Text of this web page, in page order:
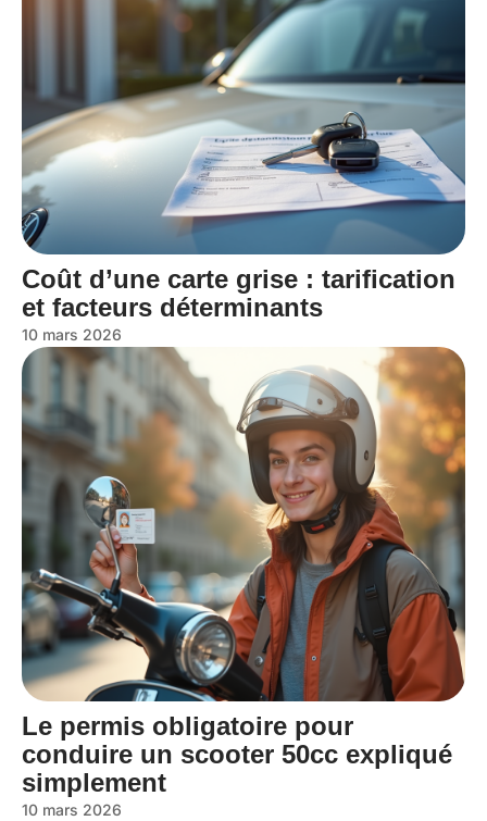
Coût d’une carte grise : tarification
et facteurs déterminants
10 mars 2026
Le permis obligatoire pour
conduire un scooter 50cc expliqué
simplement
10 mars 2026